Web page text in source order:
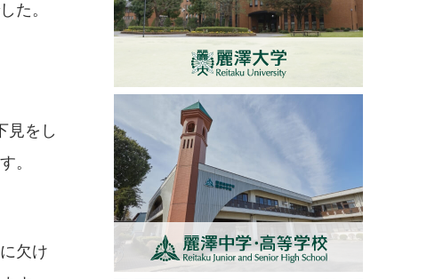
た。
見をし
。
欠け